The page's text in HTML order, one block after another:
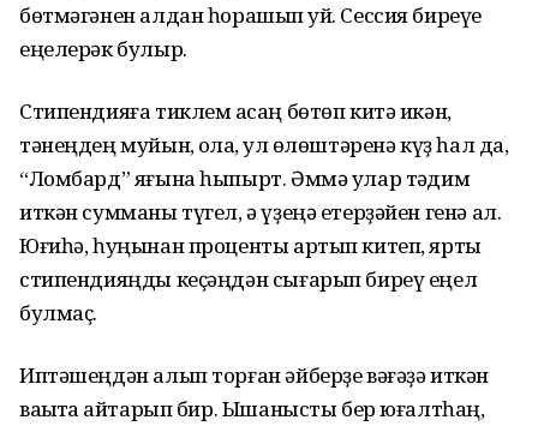
бөтмәгәнен алдан һорашып ҡуй. Сессия биреүе
еңелерәк булыр.
Стипендияға тиклем аҡсаң бөтөп китә икән,
тәнеңдең муйын, ҡолаҡ, ҡул өлөштәренә күҙ һал да,
“Ломбард” яғына һыпырт. Әммә улар тәҡдим
иткән сумманы түгел, ә үҙеңә етерҙәйен генә ал.
Юғиһә, һуңынан проценты артып китеп, ярты
стипендияңды кеҫәңдән сығарып биреү еңел
булмаҫ.
Иптәшеңдән алып торған әйберҙе вәғәҙә иткән
ваҡытҡа ҡайтарып бир. Ышанысты бер юғалтһаң,